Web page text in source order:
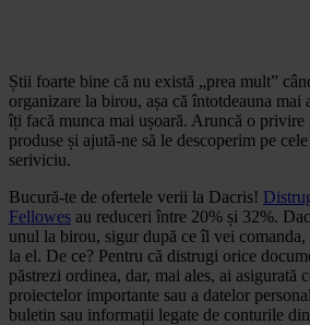
Știi foarte bine că nu există „prea mult”
organizare la birou, așa că întotdeauna mai
îți facă munca mai ușoară. Aruncă o privire
produse și ajută-ne să le descoperim pe
seriviciu.
Bucură-te de ofertele verii la Dacris!
Fellowes au reduceri între 20% și 32%.
unul la birou, sigur după ce îl vei
la el. De ce? Pentru că distrugi orice
păstrezi ordinea, dar, mai ales, ai asigurată
proiectelor importante sau a datelor
buletin sau informații legate de conturile